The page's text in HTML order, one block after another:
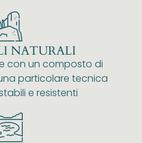
NATURALI
con un composto di
particolare tecnica
e resistenti